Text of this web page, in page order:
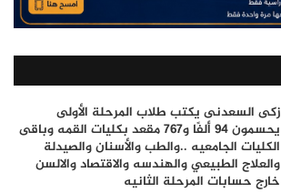
زكى السعدنى يكتب طلاب المرحلة الأولى
يحسمون 94 ألفًا و767 مقعد بكليات القمه وباقى
الكليات الجامعيه ..والطب والأسنان والصيدلة
والعلاج الطبيعي والهندسه والاقتصاد والالسن
خارج حسابات المرحلة الثانيه